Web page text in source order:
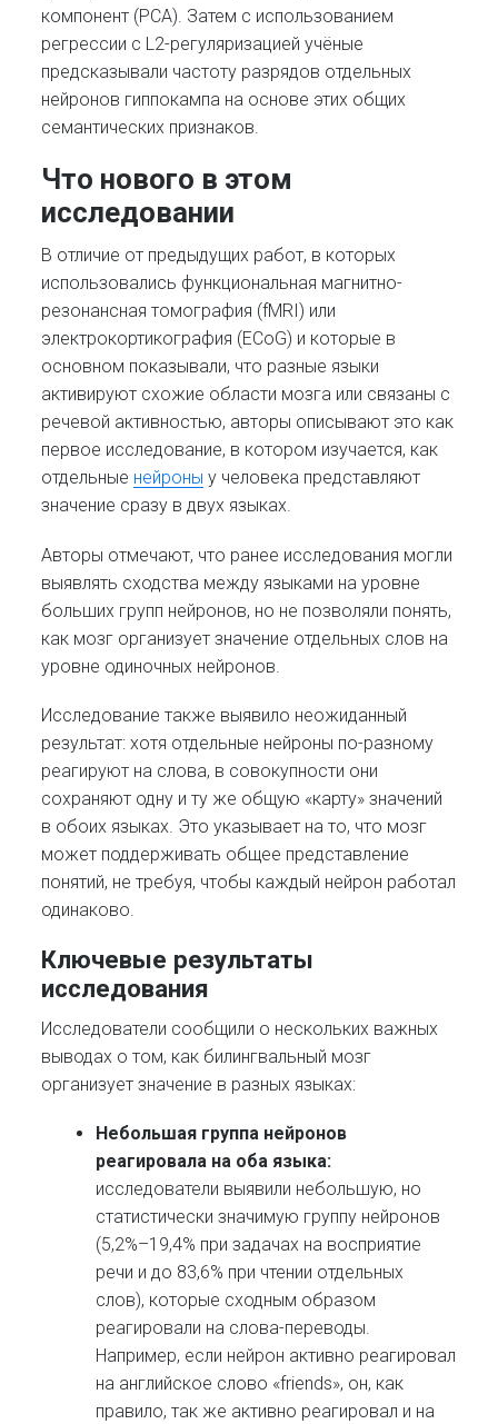
компонент (PCA). Затем с использованием
регрессии с L2-регуляризацией учёные
предсказывали частоту разрядов отдельных
нейронов гиппокампа на основе этих общих
семантических признаков.
Что нового в этом
исследовании
В отличие от предыдущих работ, в которых
использовались функциональная магнитно-
резонансная томография (fMRI) или
электрокортикография (ECoG) и которые в
основном показывали, что разные языки
активируют схожие области мозга или связаны с
речевой активностью, авторы описывают это как
первое исследование, в котором изучается, как
отдельные нейроны у человека представляют
значение сразу в двух языках.
Авторы отмечают, что ранее исследования могли
выявлять сходства между языками на уровне
больших групп нейронов, но не позволяли понять,
как мозг организует значение отдельных слов на
уровне одиночных нейронов.
Исследование также выявило неожиданный
результат: хотя отдельные нейроны по-разному
реагируют на слова, в совокупности они
сохраняют одну и ту же общую «карту» значений
в обоих языках. Это указывает на то, что мозг
может поддерживать общее представление
понятий, не требуя, чтобы каждый нейрон работал
одинаково.
Ключевые результаты
исследования
Исследователи сообщили о нескольких важных
выводах о том, как билингвальный мозг
организует значение в разных языках:
Небольшая группа нейронов
реагировала на оба языка:
исследователи выявили небольшую, но
статистически значимую группу нейронов
(5,2%–19,4% при задачах на восприятие
речи и до 83,6% при чтении отдельных
слов), которые сходным образом
реагировали на слова-переводы.
Например, если нейрон активно реагировал
на английское слово «friends», он, как
правило, так же активно реагировал и на